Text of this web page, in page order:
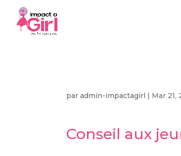
paradmin-impactagirl | Mar 21,
Conseil aux